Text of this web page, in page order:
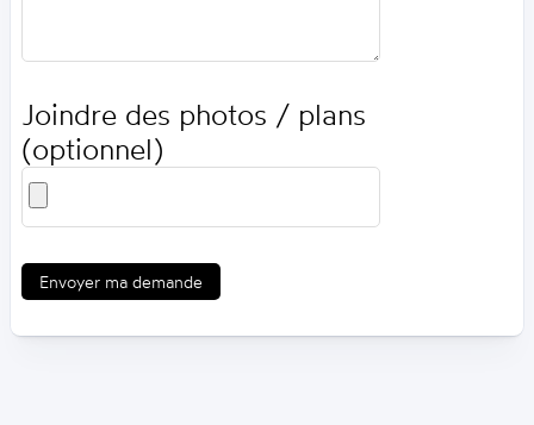
Joindre des photos / plans
(optionnel)
Envoyer ma demande